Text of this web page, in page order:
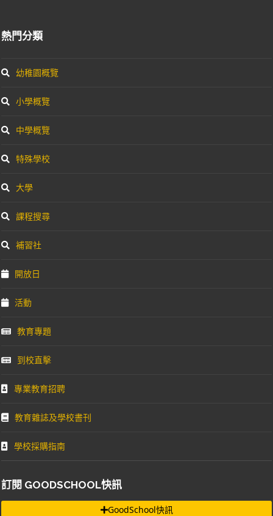
熱門分類
幼稚園概覽
小學概覽
中學概覽
特殊學校
大學
課程搜尋
補習社
開放日
活動
教育專題
到校直擊
專業教育招聘
教育雜誌及學校書刊
學校採購指南
訂閱 GOODSCHOOL快訊
GoodSchool快訊